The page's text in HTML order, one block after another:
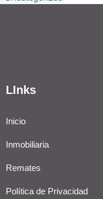
LInks
Inicio
Inmobiliaria
Remates
Política de Privacidad